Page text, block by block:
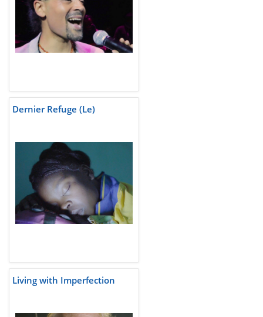
Dernier Refuge (Le)
Living with Imperfection